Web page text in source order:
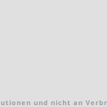
und nicht an